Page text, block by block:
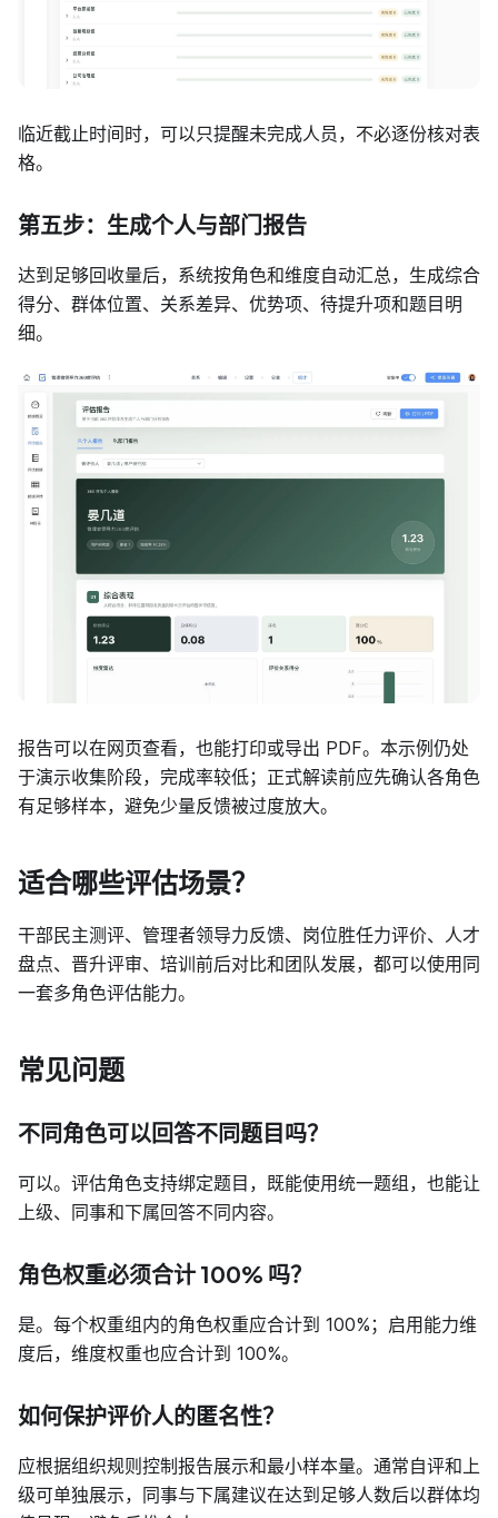
临近截止时间时，可以只提醒未完成人员，不必逐份核对表
格。
第五步：生成个人与部门报告
达到足够回收量后，系统按角色和维度自动汇总，生成综合
得分、群体位置、关系差异、优势项、待提升项和题目明
细。
报告可以在网页查看，也能打印或导出 PDF。本示例仍处
于演示收集阶段，完成率较低；正式解读前应先确认各角色
有足够样本，避免少量反馈被过度放大。
适合哪些评估场景？
干部民主测评、管理者领导力反馈、岗位胜任力评价、人才
盘点、晋升评审、培训前后对比和团队发展，都可以使用同
一套多角色评估能力。
常见问题
不同角色可以回答不同题目吗？
可以。评估角色支持绑定题目，既能使用统一题组，也能让
上级、同事和下属回答不同内容。
角色权重必须合计 100% 吗？
是。每个权重组内的角色权重应合计到 100%；启用能力维
度后，维度权重也应合计到 100%。
如何保护评价人的匿名性？
应根据组织规则控制报告展示和最小样本量。通常自评和上
级可单独展示，同事与下属建议在达到足够人数后以群体均